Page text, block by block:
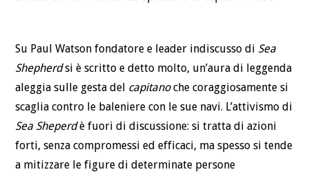
Su Paul Watson fondatore e leader indiscusso di Sea
Shepherdsi è scritto e detto molto, un’aura di leggenda
aleggia sulle gesta del capitanoche coraggiosamente si
scaglia contro le baleniere con le sue navi. L’attivismo di
Sea Sheperdè fuori di discussione: si tratta di azioni
forti, senza compromessi ed efficaci, ma spesso si tende
a mitizzare le figure di determinate persone